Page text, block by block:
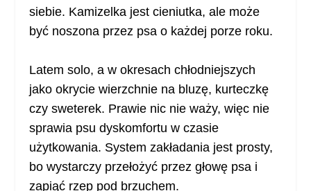
siebie. Kamizelka jest cieniutka, ale może
być noszona przez psa o każdej porze roku.
Latem solo, a w okresach chłodniejszych
jako okrycie wierzchnie na bluzę, kurteczkę
czy sweterek. Prawie nic nie waży, więc nie
sprawia psu dyskomfortu w czasie
użytkowania. System zakładania jest prosty,
bo wystarczy przełożyć przez głowę psa i
zapiąć rzep pod brzuchem.